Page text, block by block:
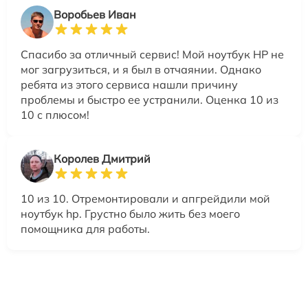
Воробьев Иван
Спасибо за отличный сервис! Мой ноутбук HP не
мог загрузиться, и я был в отчаянии. Однако
ребята из этого сервиса нашли причину
проблемы и быстро ее устранили. Оценка 10 из
10 с плюсом!
Королев Дмитрий
10 из 10. Отремонтировали и апгрейдили мой
ноутбук hp. Грустно было жить без моего
помощника для работы.